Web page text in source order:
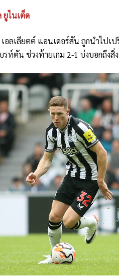
ยูไนเต็ด
อลเลียตต์ แอนเดอร์สัน ถูกนำไปเ
ท์ตัน ช่วงท้ายเกม 2-1 บ่งบอกถึงสิ่